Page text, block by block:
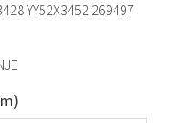
YY52X3452 269497